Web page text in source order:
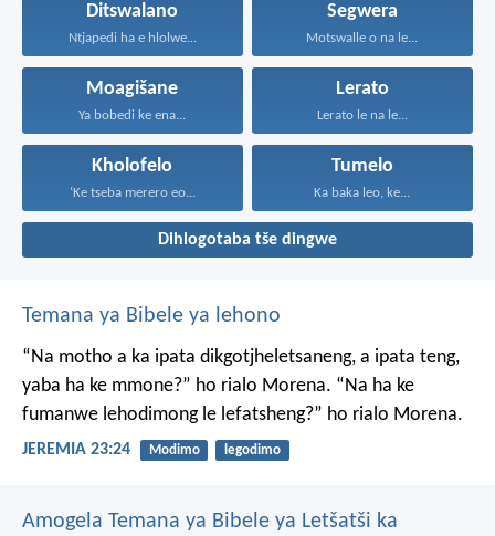
Ditswalano
Ntjapedi ha e hlolwe...
Segwera
Motswalle o na le...
Moagišane
Ya bobedi ke ena...
Lerato
Lerato le na le...
Kholofelo
‘Ke tseba merero eo...
Tumelo
Ka baka leo, ke...
Dihlogotaba tše dingwe
Temana ya Bibele ya lehono
“Na motho a ka ipata dikgotjheletsaneng, a ipata teng,
yaba ha ke mmone?” ho rialo Morena. “Na ha ke
fumanwe lehodimong le lefatsheng?” ho rialo Morena.
JEREMIA 23:24 Modimo legodimo
Amogela Temana ya Bibele ya Letšatši ka